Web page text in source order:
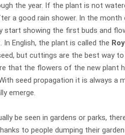
the year. If the plant is not
a good rain shower. In the month
start showing the first buds and
English, the plant is called the
but cuttings are the best way
that the flowers of the new plant
seed propagation it is always a
emerge.
be seen in gardens or parks,
to people dumping their